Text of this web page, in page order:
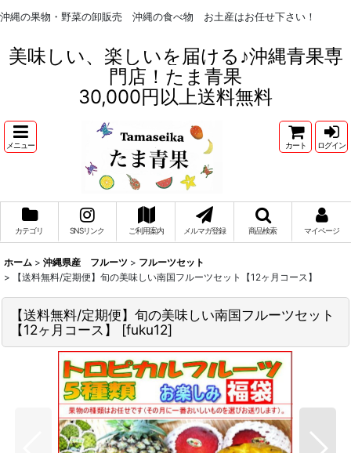
沖縄の果物・野菜の卸販売 沖縄の食べ物 お土産はお任せ下さい！
美味しい、楽しいを届ける♪沖縄青果専
門店！たま青果
30,000円以上送料無料
メニュー カート ログイン
カテゴリ SNSリンク ご利用案内 メルマガ登録 商品検索 マイページ
ホーム > 沖縄県産 フルーツ > フルーツセット
>
【送料無料/定期便】旬の美味しい南国フルーツセット【12ヶ月コース】
【送料無料/定期便】旬の美味しい南国フルーツセット
【12ヶ月コース】
[fuku12]